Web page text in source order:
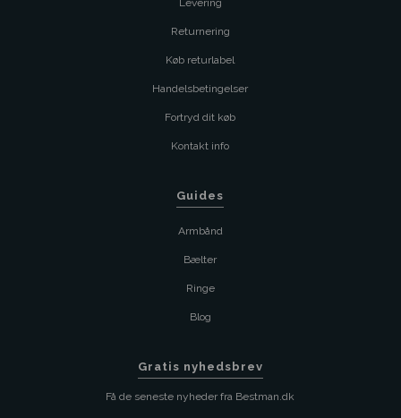
Levering
Returnering
Køb returlabel
Handelsbetingelser
Fortryd dit køb
Kontakt info
Guides
Armbånd
Bælter
Ringe
Blog
Gratis nyhedsbrev
Få de seneste nyheder fra Bestman.dk